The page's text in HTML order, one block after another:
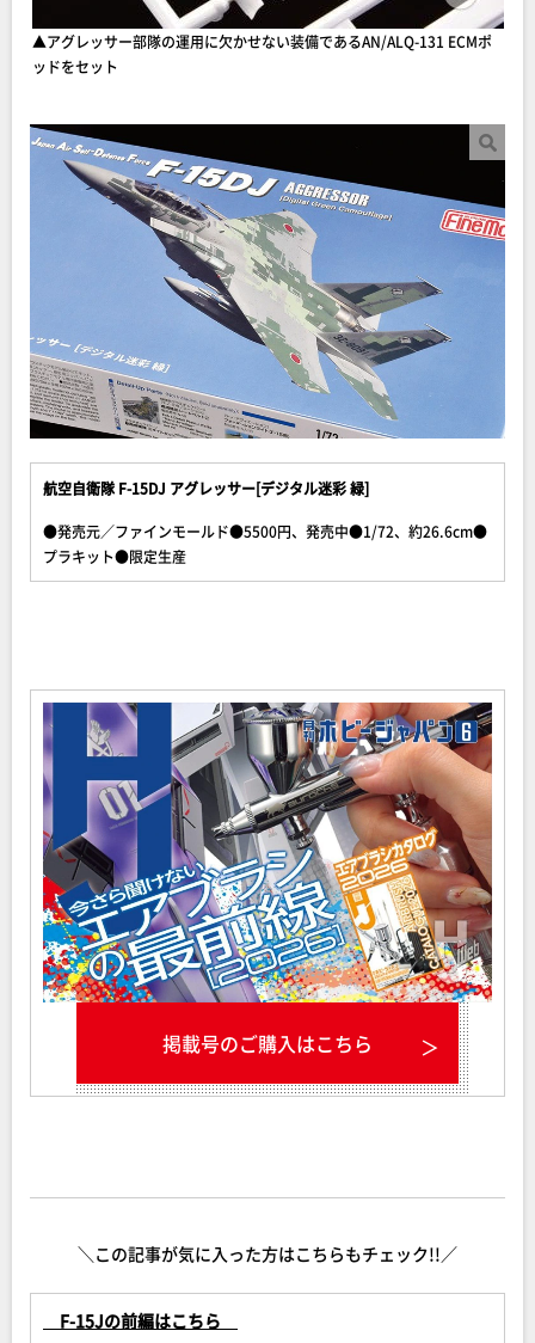
▲アグレッサー部隊の運用に欠かせない装備であるAN/ALQ-131 ECMポ
ッドをセット
航空自衛隊 F-15DJ アグレッサー[デジタル迷彩 緑]
●発売元／ファインモールド●5500円、発売中●1/72、約26.6cm●
プラキット●限定生産
掲載号のご購入はこちら
＼この記事が気に入った方はこちらもチェック!!／
F-15Jの前編はこちら